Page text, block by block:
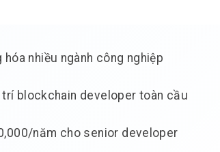
hóa nhiều ngành công nghiệp
trí blockchain developer toàn cầu
năm cho senior developer